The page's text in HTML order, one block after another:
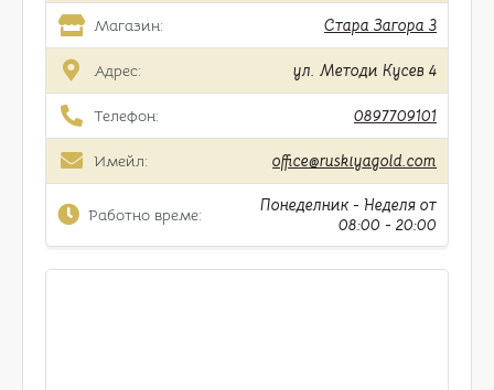
Магазин: Стара Загора 3
Адрес: ул. Методи Кусев 4
Телефон: 0897709101
Имейл: office@ruskiyagold.com
Работно време:
Понеделник - Неделя от
08:00 - 20:00